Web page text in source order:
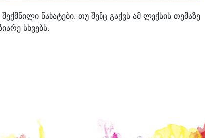
შექმნილი ნახატები. თუ შენც გაქვს ამ ლექსის თემაზე
სხვებს.